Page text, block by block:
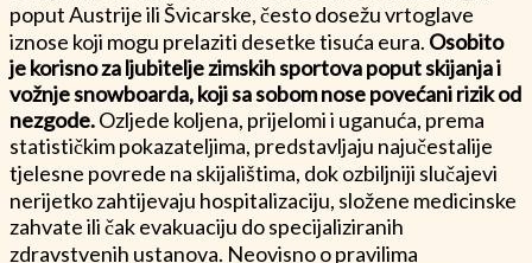
poput Austrije ili Švicarske, često dosežu vrtoglave
iznose koji mogu prelaziti desetke tisuća eura. Osobito
je korisno za ljubitelje zimskih sportova poput skijanja i
vožnje snowboarda, koji sa sobom nose povećani rizik od
nezgode.Ozljede koljena, prijelomi i uganuća, prema
statističkim pokazateljima, predstavljaju najučestalije
tjelesne povrede na skijalištima, dok ozbiljniji slučajevi
nerijetko zahtijevaju hospitalizaciju, složene medicinske
zahvate ili čak evakuaciju do specijaliziranih
zdravstvenih ustanova. Neovisno o pravilima